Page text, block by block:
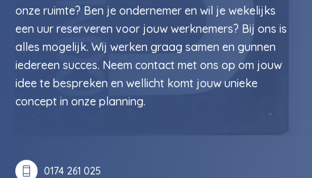
onze ruimte? Ben je ondernemer en wil je wekelijks
een uur reserveren voor jouw werknemers? Bij ons is
alles mogelijk. Wij werken graag samen en gunnen
iedereen succes. Neem contact met ons op om jouw
idee te bespreken en wellicht komt jouw unieke
concept in onze planning.
0174 261 025